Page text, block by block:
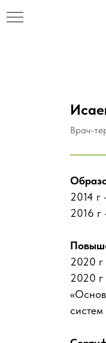
Врач-
2014 г
2016 г
2020
2020